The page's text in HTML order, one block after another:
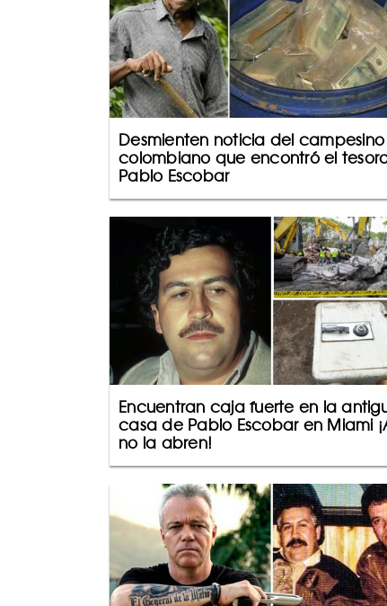
Desmienten noticia del campesino
colombiano que encontró el
Pablo Escobar
Encuentran caja fuerte en la
casa de Pablo Escobar en Miami
no la abren!